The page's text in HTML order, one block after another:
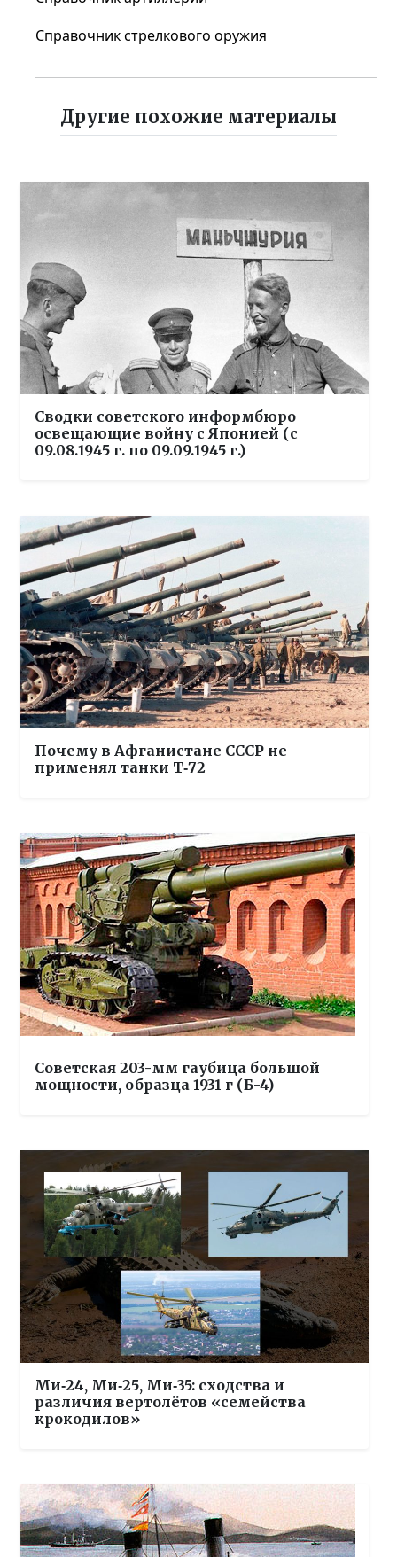
Справочник стрелкового оружия
Другие похожие материалы
Сводки советского информбюро
освещающие войну с Японией (с
09.08.1945 г. по 09.09.1945 г.)
Почему в Афганистане СССР не
применял танки Т‑72
Советская 203-мм гаубица большой
мощности, образца 1931 г (Б-4)
Ми‑24, Ми‑25, Ми‑35: сходства и
различия вертолётов «семейства
крокодилов»